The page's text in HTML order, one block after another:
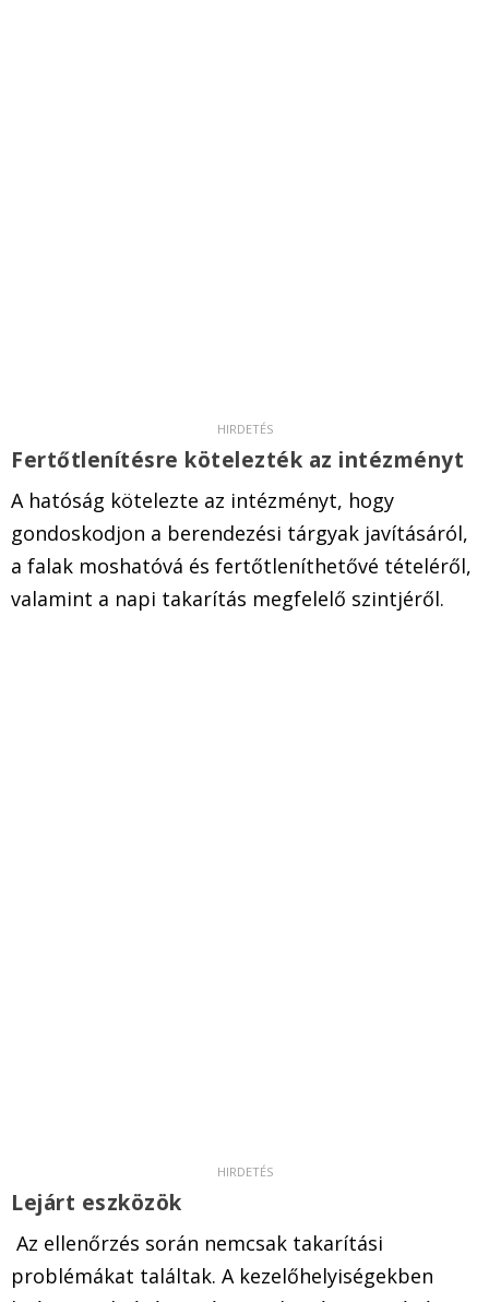
Fertőtlenítésre kötelezték az intézményt
A hatóság kötelezte az intézményt, hogy
gondoskodjon a berendezési tárgyak javításáról,
a falak moshatóvá és fertőtleníthetővé tételéről,
valamint a napi takarítás megfelelő szintjéről.
Lejárt eszközök
Az ellenőrzés során nemcsak takarítási
problémákat találtak. A kezelőhelyiségekben